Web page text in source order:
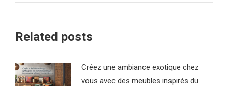
Related posts
Créez une ambiance exotique chez
vous avec des meubles inspirés du